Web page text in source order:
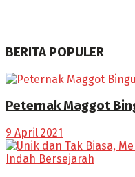
BERITA POPULER
Peternak Maggot
9 April 2021